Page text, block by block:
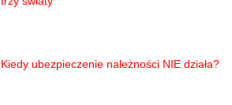
Kiedy ubezpieczenie należności NIE działa?